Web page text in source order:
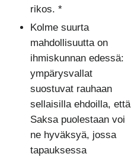
rikos. *
Kolme suurta
mahdollisuutta on
ihmiskunnan edessä:
ympärysvallat
suostuvat rauhaan
sellaisilla ehdoilla, että
Saksa puolestaan voi
ne hyväksyä, jossa
tapauksessa